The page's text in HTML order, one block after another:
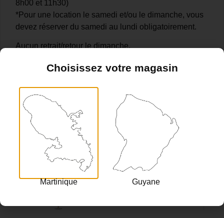
8h00 et 11h30)
*Pour une location le samedi et/ou le dimanche, vous
devez réserver du samedi au lundi obligatoirement.
Aucun retrait/retour le dimanche.
Ces produits pourraient vous
intéresser
[DESTOCKAGE 2026] Lounge Box – Sofa
Choisissez votre magasin
Martinique Guyane